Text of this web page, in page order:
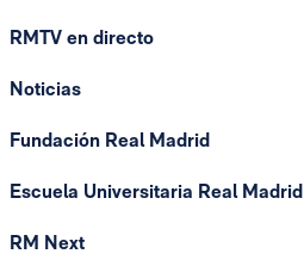
RMTV en directo
Noticias
Fundación Real Madrid
Escuela Universitaria Real Madrid
RM Next